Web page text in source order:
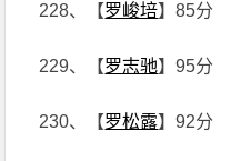
228、【罗峻培】85分
229、【罗志驰】95分
230、【罗松露】92分